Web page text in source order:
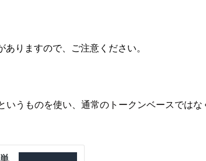
りますので、ご注意ください。
うものを使い、通常のトークンベースでは